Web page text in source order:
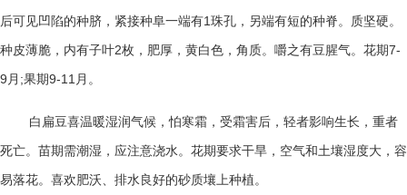
后可见凹陷的种脐，紧接种阜一端有1 珠孔，另端有短的种脊。质坚硬。
种皮薄脆，内有子叶2枚，肥厚，黄白色，角质。嚼之有豆腥气。花期7-
9 月 ;果期9-11 月。
白扁豆喜温暖湿润气候，怕寒霜，受霜害后，轻者影响生长，重者
死亡。苗期需潮湿，应注意浇水。花期要求干旱，空气和土壤湿度大，容
易落花。喜欢肥沃、排水良好的砂质壤上种植。